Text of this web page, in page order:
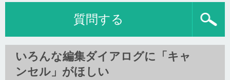
質問する
いろんな編集ダイアログに「キャ
ンセル」がほしい